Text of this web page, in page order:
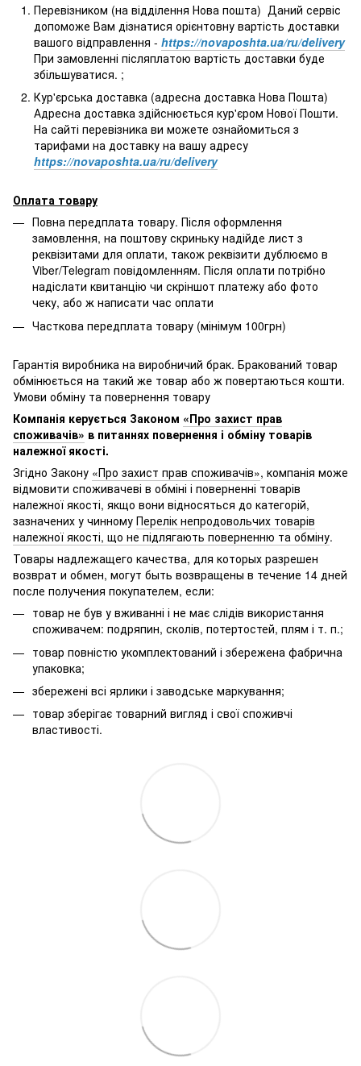
Перевізником (на відділення Нова пошта) Даний сервіс
допоможе Вам дізнатися орієнтовну вартість доставки
вашого відправлення - https://novaposhta.ua/ru/delivery
При замовленні післяплатою вартість доставки буде
збільшуватися. ;
Кур'єрська доставка (адресна доставка Нова Пошта)
Адресна доставка здійснюється кур'єром Нової Пошти.
На сайті перевізника ви можете ознайомиться з
тарифами на доставку на вашу адресу
https://novaposhta.ua/ru/delivery
Оплата товару
Повна передплата товару. Після оформлення
замовлення, на поштову скриньку надійде лист з
реквізитами для оплати, також реквізити дублюємо в
Viber/Telegram повідомленням. Після оплати потрібно
надіслати квитанцію чи скріншот платежу або фото
чеку, або ж написати час оплати
Часткова передплата товару (мінімум 100грн)
Гарантія виробника на виробничий брак. Бракований товар
обмінюється на такий же товар або ж повертаються кошти.
Умови обміну та повернення товару
Компанія керується Законом «Про захист прав
споживачів» в питаннях повернення і обміну товарів
належної якості.
Згідно Закону «Про захист прав споживачів», компанія може
відмовити споживачеві в обміні і поверненні товарів
належної якості, якщо вони відносяться до категорій,
зазначених у чинному Перелік непродовольчих товарів
належної якості, що не підлягають поверненню та обміну.
Товары надлежащего качества, для которых разрешен
возврат и обмен, могут быть возвращены в течение 14 дней
после получения покупателем, если:
товар не був у вживанні і не має слідів використання
споживачем: подряпин, сколів, потертостей, плям і т. п.;
товар повністю укомплектований і збережена фабрична
упаковка;
збережені всі ярлики і заводське маркування;
товар зберігає товарний вигляд і свої споживчі
властивості.